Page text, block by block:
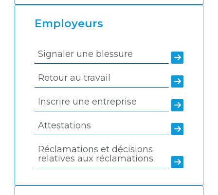
Employeurs
Signaler une blessure
Retour au travail
Inscrire une entreprise
Attestations
Réclamations et décisions
relatives aux réclamations